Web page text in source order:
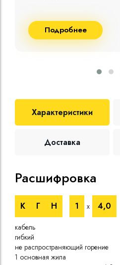
Подробнее
Характеристики
Доставка
Расшифровка
К Г Н 1 х 4,0
кабель
гибкий
не распространяющий горение
1 основная жила